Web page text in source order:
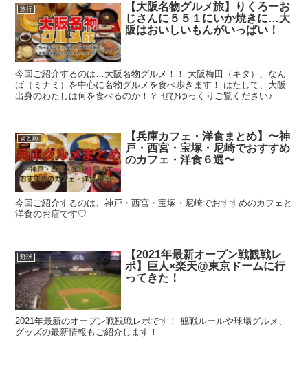
旅行
【大阪名物グルメ旅】りくろーお
じさんに５５１にいか焼きに…大
阪はおいしいもんがいっぱい！
今回ご紹介するのは…大阪名物グルメ！！ 大阪梅田（キタ）、なん
ば（ミナミ）を中心に名物グルメを食べ歩きます！ はたして、大阪
出身のわたしは何を食べるのか！？ ぜひゆっくりご覧ください♪
まとめ
【兵庫カフェ・洋食まとめ】〜神
戸・西宮・宝塚・尼崎でおすすめ
のカフェ・洋食６選〜
今回ご紹介するのは、神戸・西宮・宝塚・尼崎でおすすめのカフェと
洋食のお店です♡
野球
【2021年最新オープン戦観戦レ
ポ】巨人×楽天@東京ドームに行
ってきた！
2021年最新のオープン戦観戦レポです！ 観戦ルールや球場グルメ、
グッズの最新情報もご紹介します！